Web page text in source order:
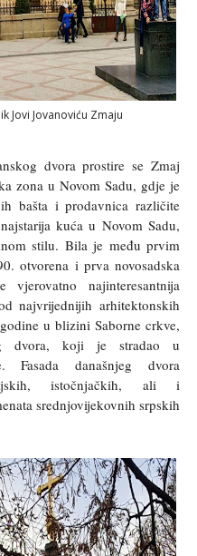
Jovi Jovanoviću Zmaju
dvora prostire se Zmaj
zona u Novom Sadu, gdje je
bašta i prodavnica različite
kuća u Novom Sadu,
stilu. Bila je među prvim
otvorena i prva novosadska
najinteresantnija
najvrijednijih arhitektonskih
u blizini Saborne crkve,
dvora, koji je stradao u
Fasada današnjeg dvora
istočnjačkih, ali i
srednjovijekovnih srpskih